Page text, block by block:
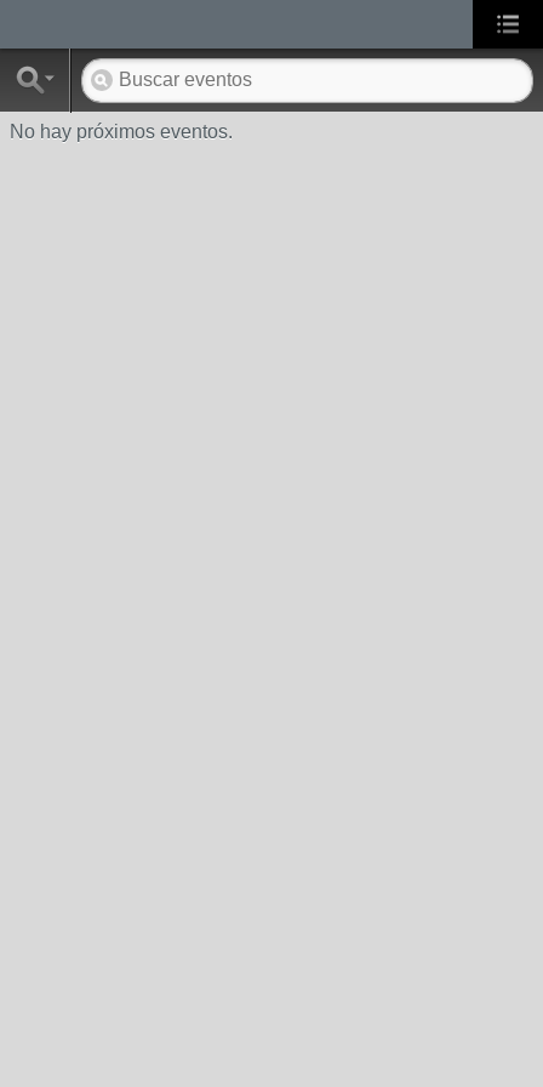
No hay próximos eventos.